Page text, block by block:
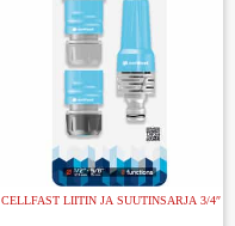
CELLFAST LIITIN JA SUUTINSARJA 3/4″